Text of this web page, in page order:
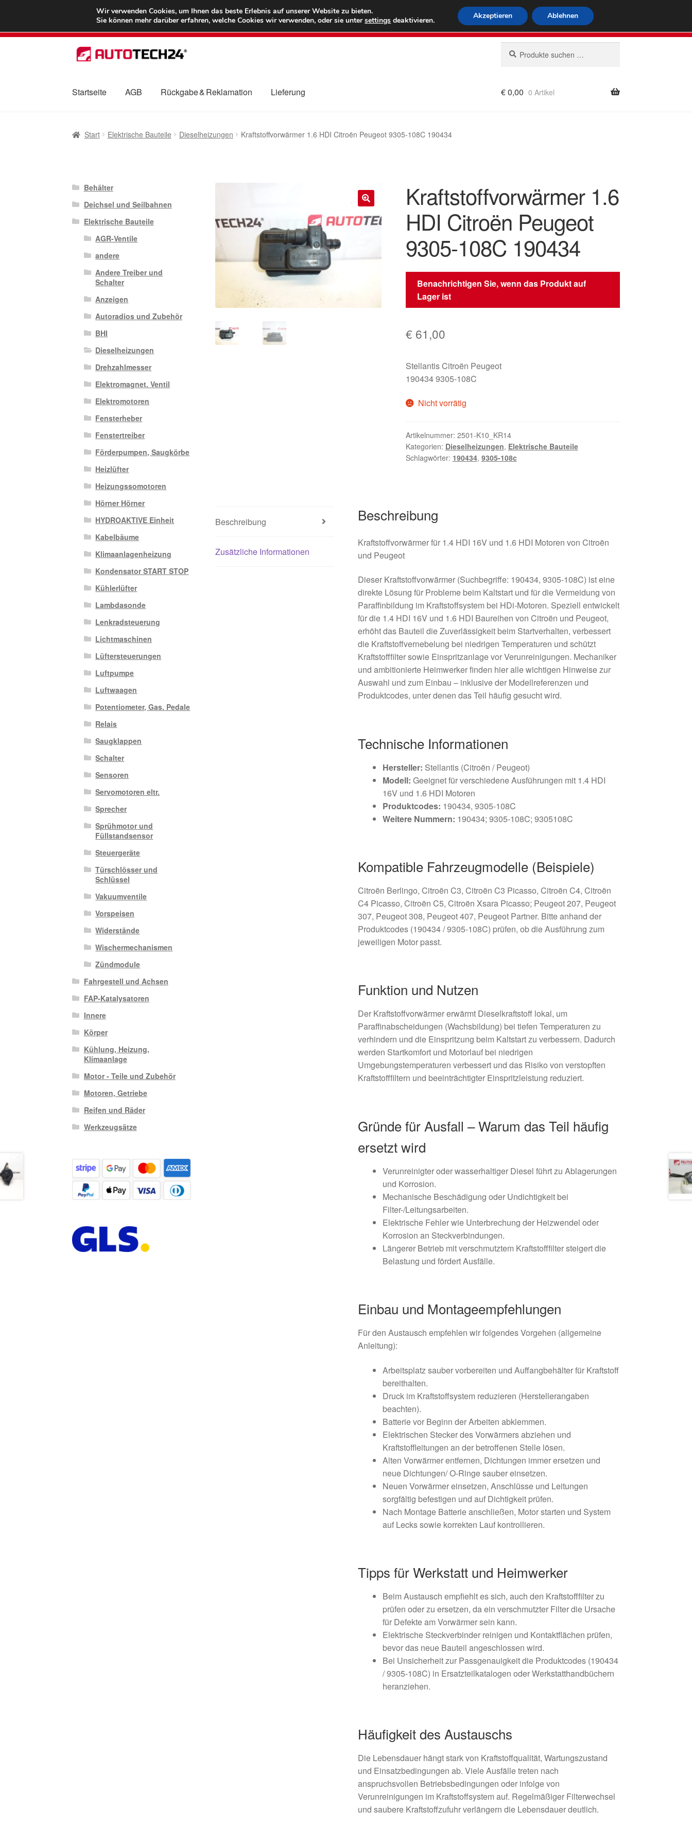
LIEFERUNG ab 6 EUR
Weltweiter Versand
(800) 500 564Mo-Fr 9-16 Uhr
Zur
Navigation
Zum
Inhalt
nach:
Startseite AGB Rückgabe & Reklamation Lieferung €0,00 0 Artikel
Start Elektrische Bauteile Dieselheizungen Kraftstoffvorwärmer 1.6 HDI Citroën Peugeot 9305-108C 190434
🔍
Kraftstoffvorwärmer 1.6
HDI Citroën Peugeot
9305-108C 190434
Benachrichtigen Sie, wenn das Produkt auf
Lager ist
€ 61,00
Stellantis Citroën Peugeot
190434 9305-108C
Nicht vorrätig
Artikelnummer: 2501-K10_KR14
Kategorien: Dieselheizungen, Elektrische Bauteile
Schlagwörter: 190434, 9305-108c
Beschreibung
Zusätzliche Informationen
Beschreibung
Kraftstoffvorwärmer für 1.4 HDI 16V und 1.6 HDI Motoren von Citroën
und Peugeot
Dieser Kraftstoffvorwärmer (Suchbegriffe: 190434, 9305-108C) ist eine
direkte Lösung für Probleme beim Kaltstart und für die Vermeidung von
Paraffinbildung im Kraftstoffsystem bei HDi-Motoren. Speziell entwickelt
für die 1.4 HDI 16V und 1.6 HDI Baureihen von Citroën und Peugeot,
erhöht das Bauteil die Zuverlässigkeit beim Startverhalten, verbessert
die Kraftstoffvernebelung bei niedrigen Temperaturen und schützt
Kraftstofffilter sowie Einspritzanlage vor Verunreinigungen. Mechaniker
und ambitionierte Heimwerker finden hier alle wichtigen Hinweise zur
Auswahl und zum Einbau – inklusive der Modellreferenzen und
Produktcodes, unter denen das Teil häufig gesucht wird.
Technische Informationen
Hersteller: Stellantis (Citroën / Peugeot)
Modell: Geeignet für verschiedene Ausführungen mit 1.4 HDI
16V und 1.6 HDI Motoren
Produktcodes: 190434, 9305-108C
Weitere Nummern: 190434; 9305-108C; 9305108C
Kompatible Fahrzeugmodelle (Beispiele)
Citroën Berlingo, Citroën C3, Citroën C3 Picasso, Citroën C4, Citroën
C4 Picasso, Citroën C5, Citroën Xsara Picasso; Peugeot 207, Peugeot
307, Peugeot 308, Peugeot 407, Peugeot Partner. Bitte anhand der
Produktcodes (190434 / 9305-108C) prüfen, ob die Ausführung zum
jeweiligen Motor passt.
Funktion und Nutzen
Der Kraftstoffvorwärmer erwärmt Dieselkraftstoff lokal, um
Paraffinabscheidungen (Wachsbildung) bei tiefen Temperaturen zu
verhindern und die Einspritzung beim Kaltstart zu verbessern. Dadurch
werden Startkomfort und Motorlauf bei niedrigen
Umgebungstemperaturen verbessert und das Risiko von verstopften
Kraftstofffiltern und beeinträchtigter Einspritzleistung reduziert.
Gründe für Ausfall – Warum das Teil häufig
ersetzt wird
Verunreinigter oder wasserhaltiger Diesel führt zu Ablagerungen
und Korrosion.
Mechanische Beschädigung oder Undichtigkeit bei
Filter-/Leitungsarbeiten.
Elektrische Fehler wie Unterbrechung der Heizwendel oder
Korrosion an Steckverbindungen.
Längerer Betrieb mit verschmutztem Kraftstofffilter steigert die
Belastung und fördert Ausfälle.
Einbau und Montageempfehlungen
Für den Austausch empfehlen wir folgendes Vorgehen (allgemeine
Anleitung):
Arbeitsplatz sauber vorbereiten und Auffangbehälter für Kraftstoff
bereithalten.
Druck im Kraftstoffsystem reduzieren (Herstellerangaben
beachten).
Batterie vor Beginn der Arbeiten abklemmen.
Elektrischen Stecker des Vorwärmers abziehen und
Kraftstoffleitungen an der betroffenen Stelle lösen.
Alten Vorwärmer entfernen, Dichtungen immer ersetzen und
neue Dichtungen/ O-Ringe sauber einsetzen.
Neuen Vorwärmer einsetzen, Anschlüsse und Leitungen
sorgfältig befestigen und auf Dichtigkeit prüfen.
Nach Montage Batterie anschließen, Motor starten und System
auf Lecks sowie korrekten Lauf kontrollieren.
Tipps für Werkstatt und Heimwerker
Beim Austausch empfiehlt es sich, auch den Kraftstofffilter zu
prüfen oder zu ersetzen, da ein verschmutzter Filter die Ursache
für Defekte am Vorwärmer sein kann.
Elektrische Steckverbinder reinigen und Kontaktflächen prüfen,
bevor das neue Bauteil angeschlossen wird.
Bei Unsicherheit zur Passgenauigkeit die Produktcodes (190434
/ 9305-108C) in Ersatzteilkatalogen oder Werkstatthandbüchern
heranziehen.
Häufigkeit des Austauschs
Die Lebensdauer hängt stark von Kraftstoffqualität, Wartungszustand
und Einsatzbedingungen ab. Viele Ausfälle treten nach
anspruchsvollen Betriebsbedingungen oder infolge von
Verunreinigungen im Kraftstoffsystem auf. Regelmäßiger Filterwechsel
und saubere Kraftstoffzufuhr verlängern die Lebensdauer deutlich.
Behälter
Deichsel und Seilbahnen
Elektrische Bauteile
AGR-Ventile
andere
Andere Treiber und
Schalter
Anzeigen
Autoradios und Zubehör
BHI
Dieselheizungen
Drehzahlmesser
Elektromagnet. Ventil
Elektromotoren
Fensterheber
Fenstertreiber
Förderpumpen, Saugkörbe
Heizlüfter
Heizungssomotoren
Hörner Hörner
HYDROAKTIVE Einheit
Kabelbäume
Klimaanlagenheizung
Kondensator START STOP
Kühlerlüfter
Lambdasonde
Lenkradsteuerung
Lichtmaschinen
Lüftersteuerungen
Luftpumpe
Luftwaagen
Potentiometer, Gas. Pedale
Relais
Saugklappen
Schalter
Sensoren
Servomotoren eltr.
Sprecher
Sprühmotor und
Füllstandsensor
Steuergeräte
Türschlösser und
Schlüssel
Vakuumventile
Vorspeisen
Widerstände
Wischermechanismen
Zündmodule
Fahrgestell und Achsen
FAP-Katalysatoren
Innere
Körper
Kühlung, Heizung,
Klimaanlage
Motor - Teile und Zubehör
Motoren, Getriebe
Reifen und Räder
Werkzeugsätze
Wir verwenden Cookies, um Ihnen das beste Erlebnis auf unserer Website zu bieten.
Sie können mehr darüber erfahren, welche Cookies wir verwenden, oder sie untersettings deaktivieren. Akzeptieren Ablehnen